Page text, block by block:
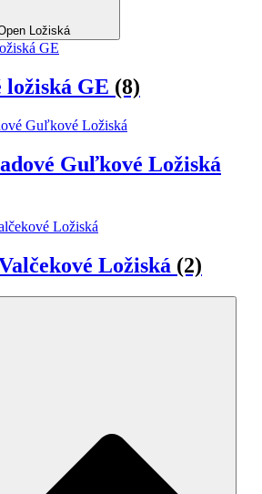
Ložiská
ložiská GE (8)
Guľkové Ložiská
Ložiská (2)